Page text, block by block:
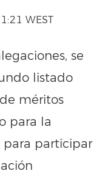
WEST
se
listado
méritos
para la
participar